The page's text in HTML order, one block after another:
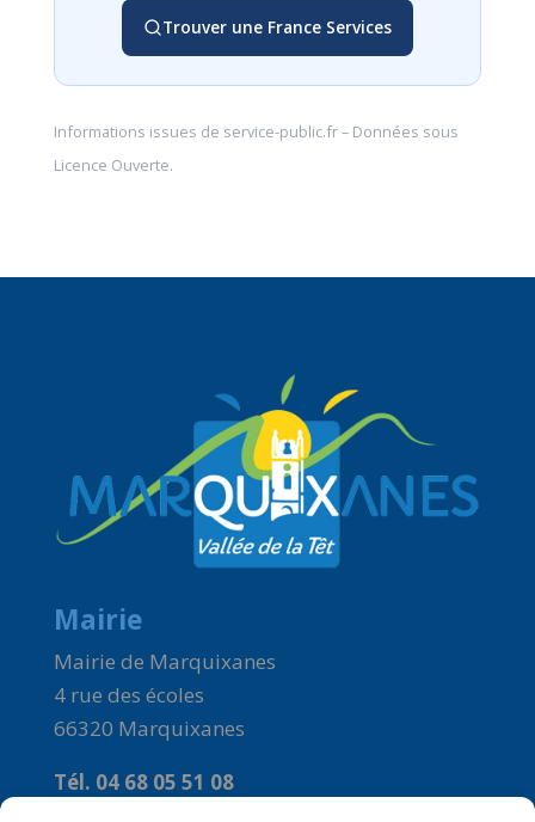
Trouver une France Services
Informations issues de service-public.fr– Données sous
Licence Ouverte.
Mairie
Mairie de Marquixanes
4 rue des écoles
66320 Marquixanes
Tél. 04 68 05 51 08